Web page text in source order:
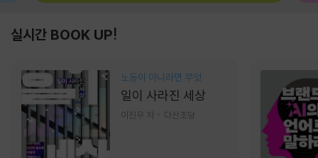
실시간 BOOK UP!
노동이 아니라면 무엇
일이 사라진 세상
이진우 저 다산초당